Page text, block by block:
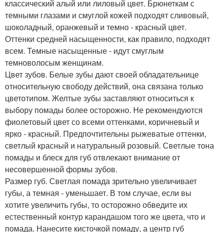
классический алый или лиловый цвет. Брюнеткам с
темными глазами и смуглой кожей подходят сливовый,
шоколадный, оранжевый и темно - красный цвет.
Оттенки средней насыщенности, как правило, подходят
всем. Темные насыщенные - идут смуглым
темноволосым женщинам.
Цвет зубов. Белые зубы дают своей обладательнице
относительную свободу действий, она связана только
цветотипом. Желтые зубы заставляют относиться к
выбору помады более осторожно. Не рекомендуются
фиолетовый цвет со всеми оттенками, коричневый и
ярко - красный. Предпочтительны рыжеватые оттенки,
светлый красный и натуральный розовый. Светлые тона
помады и блеск для губ отвлекают внимание от
несовершенной формы зубов.
Размер губ. Светлая помада зрительно увеличивает
губы, а темная - уменьшает. В том случае, если вы
хотите увеличить губы, то осторожно обведите их
естественный контур карандашом того же цвета, что и
помада. Нанесите кисточкой помаду, а центр губ